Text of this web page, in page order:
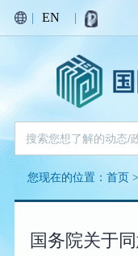
| EN |
您现在的位置：首页
国务院关于